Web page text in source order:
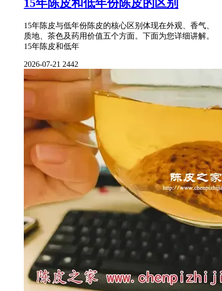
15年陈皮和低年份陈皮的区别
15年陈皮与低年份陈皮的核心区别体现在外观、香气、
质地、茶色及药用价值五个方面。下面为您详细讲解。
15年陈皮和低年
2026-07-21 2442